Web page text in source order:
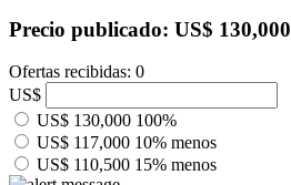
Precio publicado: US$ 130,000
Ofertas recibidas: 0
US$
US$ 130,000 100%
US$ 117,000 10% menos
US$ 110,500 15% menos